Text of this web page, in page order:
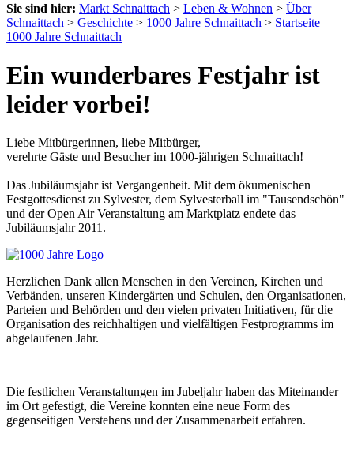
Sie sind hier: Markt Schnaittach > Leben & Wohnen > Über
Schnaittach > Geschichte > 1000 Jahre Schnaittach > Startseite
1000 Jahre Schnaittach
Ein wunderbares Festjahr ist
leider vorbei!
Liebe Mitbürgerinnen, liebe Mitbürger,
verehrte Gäste und Besucher im 1000-jährigen Schnaittach!
Das Jubiläumsjahr ist Vergangenheit. Mit dem ökumenischen
Festgottesdienst zu Sylvester, dem Sylvesterball im "Tausendschön"
und der Open Air Veranstaltung am Marktplatz endete das
Jubiläumsjahr 2011.
Herzlichen Dank allen Menschen in den Vereinen, Kirchen und
Verbänden, unseren Kindergärten und Schulen, den Organisationen,
Parteien und Behörden und den vielen privaten Initiativen, für die
Organisation des reichhaltigen und vielfältigen Festprogramms im
abgelaufenen Jahr.
Die festlichen Veranstaltungen im Jubeljahr haben das Miteinander
im Ort gefestigt, die Vereine konnten eine neue Form des
gegenseitigen Verstehens und der Zusammenarbeit erfahren.